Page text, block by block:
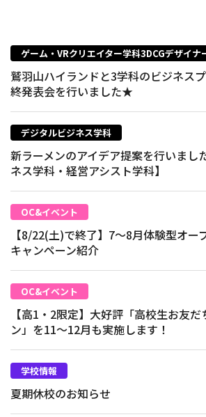
ゲーム・VRクリエイター学科3DCGデザイナ
鷲羽山ハイランドと3学科のビジネス
終発表会を行いました★
デジタルビジネス学科
新ラーメンのアイデア提案を行いまし
ネス学科・経営アシスト学科】
OC&イベント
【8/22(土)で終了】7～8月体験型オー
キャンペーン紹介
OC&イベント
【高1・2限定】大好評「高校生お友
ン」を11～12月も実施します！
学校情報
夏期休校のお知らせ